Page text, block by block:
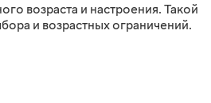
возраста и настроения. Такой
и возрастных ограничений.